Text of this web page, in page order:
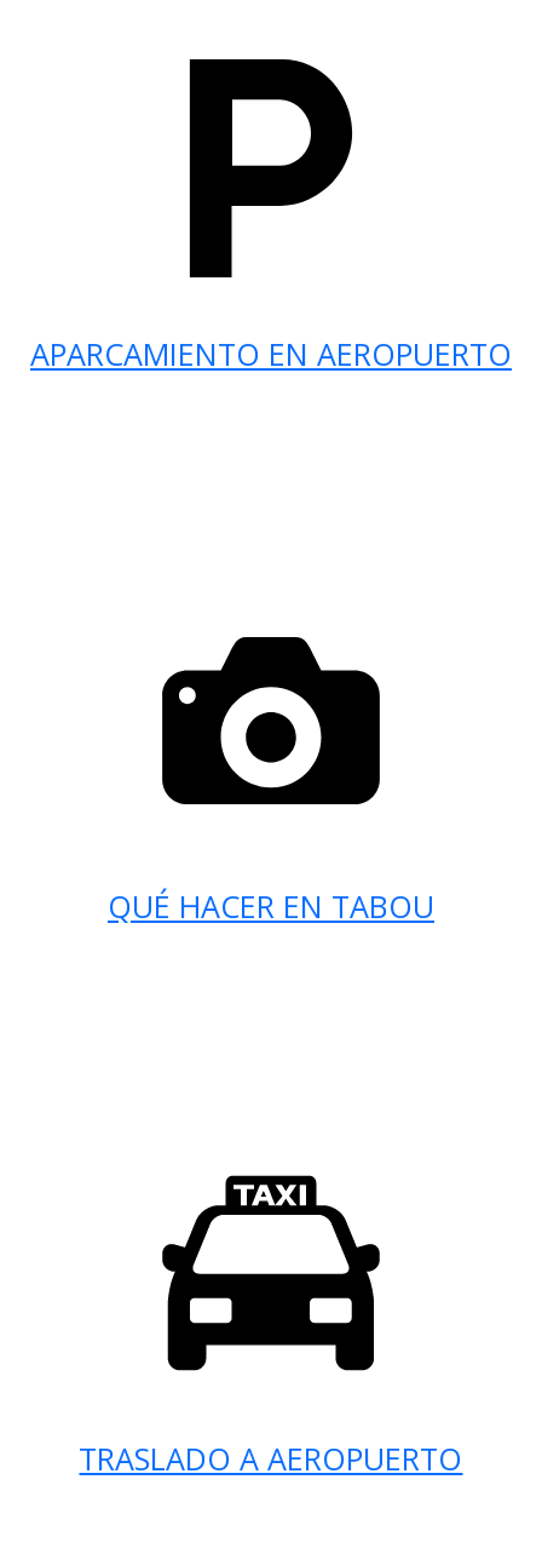
APARCAMIENTO EN AEROPUERTO
QUÉ HACER EN TABOU
TRASLADO A AEROPUERTO